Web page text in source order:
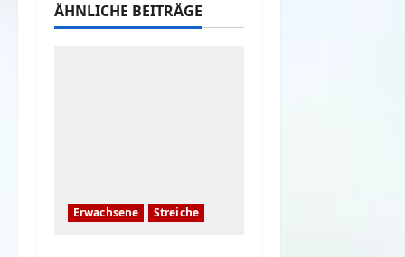
ÄHNLICHE BEITRÄGE
Erwachsene Streiche